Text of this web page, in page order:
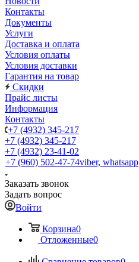
Контакты
Документы
Услуги
Доставка и оплата
Условия оплаты
Условия доставки
Гарантия на товар
Скидки
Прайс листы
Информация
Контакты
+7 (4932) 345-217
+7 (4932) 345-217
+7 (4932) 23-41-02
+7 (960) 502-47-74viber, whatsapp
Заказать звонок
Задать вопрос
Войти
Корзина0
Отложенные0